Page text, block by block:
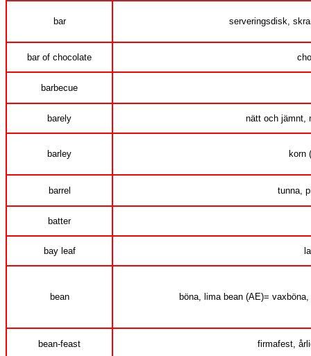
bar serveringsdisk,
bar of chocolate
barbecue
barely nätt och jämnt,
barley korn
barrel tunna,
batter
bay leaf
bean böna, lima bean (AE)=
bean-feast firmafest,